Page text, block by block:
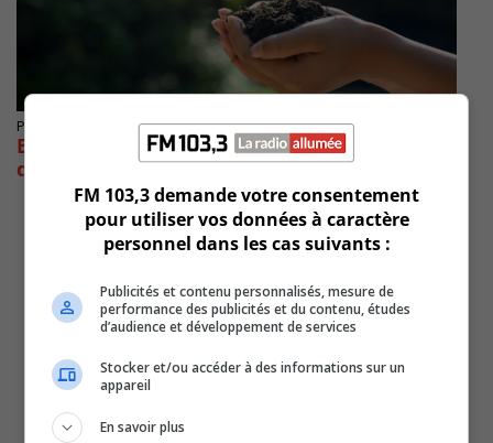
Publié le 21 septembre 2020 à 17h40
Boucherville et Saint-Bruno toujours en
quête d’hectares à protéger
FM 103,3 demande votre consentement
pour utiliser vos données à caractère
personnel dans les cas suivants :
Publicités et contenu personnalisés, mesure de
performance des publicités et du contenu, études
d’audience et développement de services
Stocker et/ou accéder à des informations sur un
appareil
En savoir plus